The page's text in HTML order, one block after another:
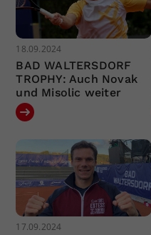
18.09.2024
BAD WALTERSDORF
TROPHY: Auch Novak
und Misolic weiter
17.09.2024